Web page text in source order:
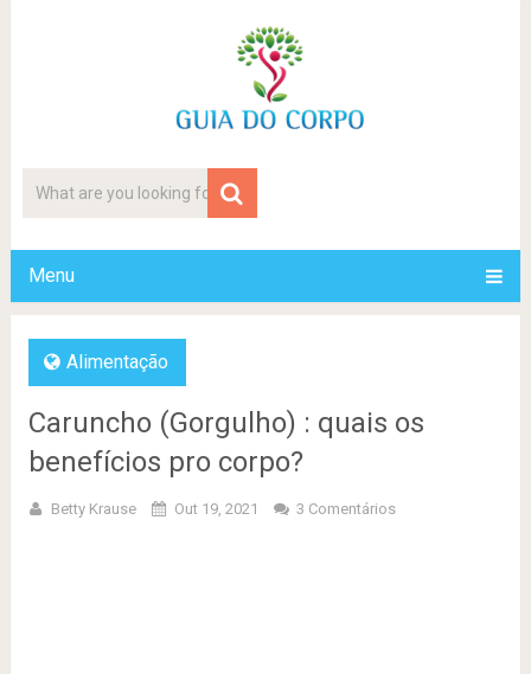
Menu
Alimentação
Caruncho (Gorgulho) : quais os
benefícios pro corpo?
Betty Krause Out 19, 2021 3 Comentários